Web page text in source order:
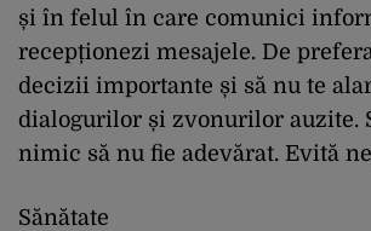
și în felul în care comunici
recepționezi mesajele. De
decizii importante și să nu te
dialogurilor și zvonurilor auzite.
nimic să nu fie adevărat. Evită
Sănătate